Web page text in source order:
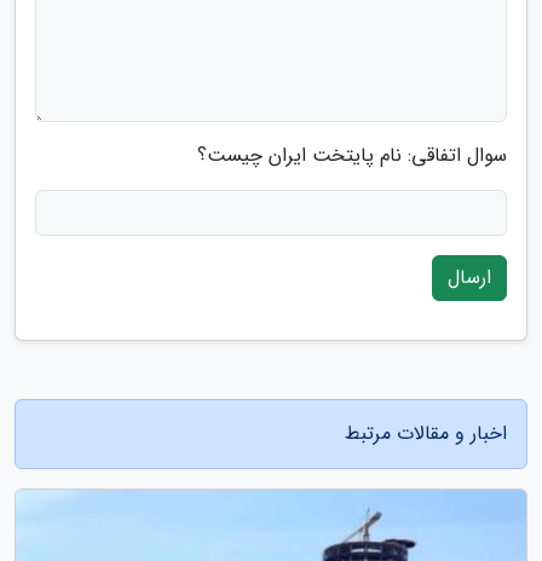
سوال اتفاقی: نام پایتخت ایران چیست؟
ارسال
اخبار و مقالات مرتبط